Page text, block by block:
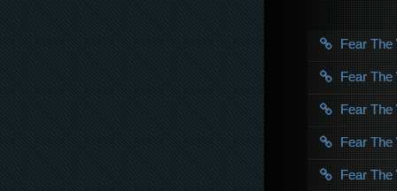
Fear
Fear
Fear
Fear
Fear